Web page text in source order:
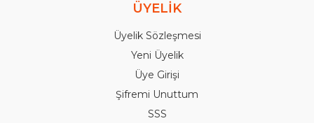
ÜYELİK
Üyelik Sözleşmesi
Yeni Üyelik
Üye Girişi
Şifremi Unuttum
SSS